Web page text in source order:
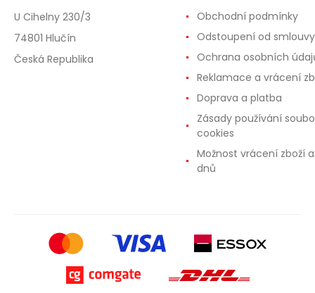
U Cihelny 230/3
74801 Hlučín
Česká Republika
Obchodní podmínky
Odstoupení od smlouvy
Ochrana osobních
Reklamace a vrácení
Doprava a platba
Zásady používání
cookies
Možnost vrácení zboží
dnů